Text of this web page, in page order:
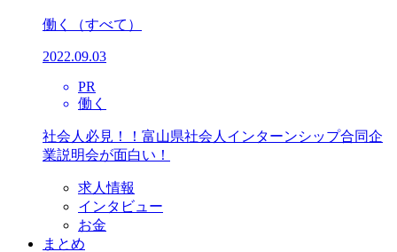
働く （すべて）
2022.09.03
PR
働く
社会人必見！！富山県社会人インターンシップ合同企
業説明会が面白い！
求人情報
インタビュー
お金
まとめ